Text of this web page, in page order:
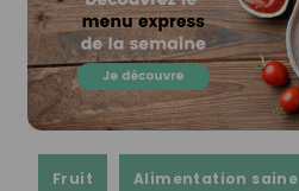
Fruit Alimentation saine